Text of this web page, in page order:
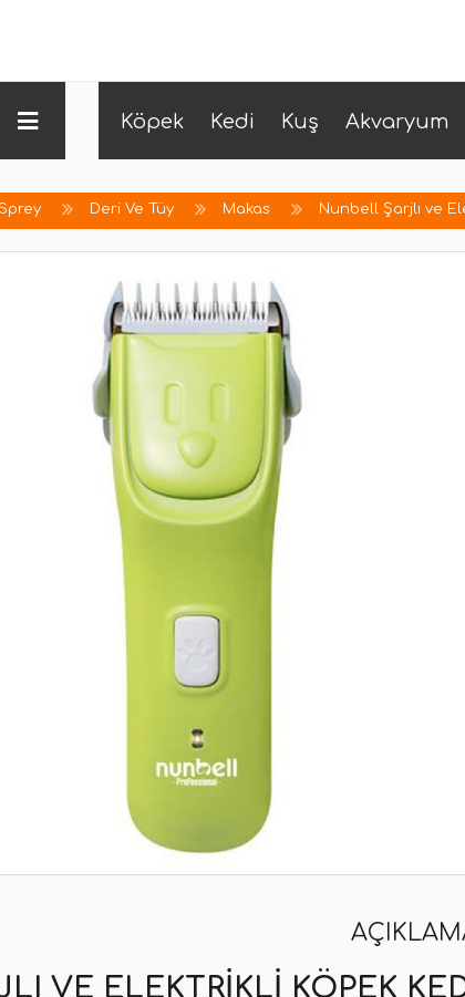
Köpek Kedi Kuş Akvaryum
Sprey Deri Ve Tüy Makas Nunbell Şarjlı ve
VE ELEKTRIKLI KÖPEK